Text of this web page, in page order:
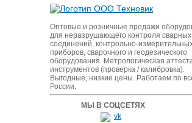
Оптовые и розничные продажи
для неразрушающего контроля сварных
соединений, контрольно-
приборов, сварочного и геодезического
оборудования. Метрологическая
инструментов (проверка / калибровка).
Выгодные, низкие цены. Работаем по
России.
МЫ В СОЦСЕТЯХ